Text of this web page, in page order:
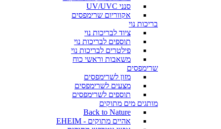
סנני UV/UVC
אקווריום שרימפסים
בריכות נוי
ציוד לבריכות נוי
תוספים לבריכות נוי
פילטרים לבריכות נוי
משאבות וראשי כוח
שרימפסים
מזון לשרימפסים
מצעים לשרימפסים
תוספים לשרימפסים
מותגים מים מתוקים
Back to Nature
אהיים מתוקים - EHEIM